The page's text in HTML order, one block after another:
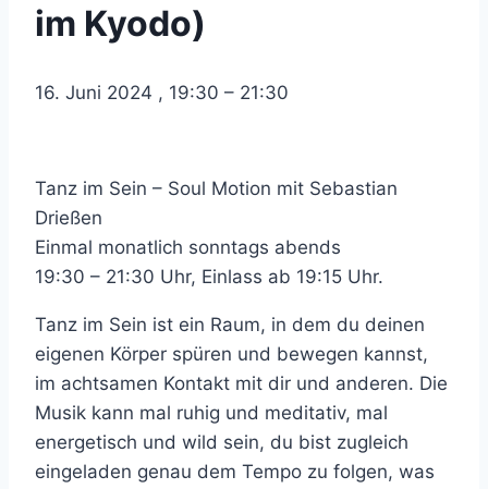
im Kyodo)
16. Juni 2024 , 19:30 – 21:30
Tanz im Sein – Soul Motion mit Sebastian
Drießen
Einmal monatlich sonntags abends
19:30 – 21:30 Uhr, Einlass ab 19:15 Uhr.
Tanz im Sein ist ein Raum, in dem du deinen
eigenen Körper spüren und bewegen kannst,
im achtsamen Kontakt mit dir und anderen. Die
Musik kann mal ruhig und meditativ, mal
energetisch und wild sein, du bist zugleich
eingeladen genau dem Tempo zu folgen, was